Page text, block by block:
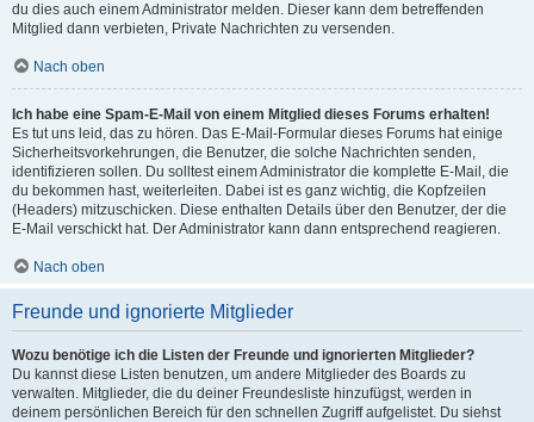
du dies auch einem Administrator melden. Dieser kann dem betreffenden
Mitglied dann verbieten, Private Nachrichten zu versenden.
Nach oben
Ich habe eine Spam-E-Mail von einem Mitglied dieses Forums erhalten!
Es tut uns leid, das zu hören. Das E-Mail-Formular dieses Forums hat einige
Sicherheitsvorkehrungen, die Benutzer, die solche Nachrichten senden,
identifizieren sollen. Du solltest einem Administrator die komplette E-Mail, die
du bekommen hast, weiterleiten. Dabei ist es ganz wichtig, die Kopfzeilen
(Headers) mitzuschicken. Diese enthalten Details über den Benutzer, der die
E-Mail verschickt hat. Der Administrator kann dann entsprechend reagieren.
Nach oben
Freunde und ignorierte Mitglieder
Wozu benötige ich die Listen der Freunde und ignorierten Mitglieder?
Du kannst diese Listen benutzen, um andere Mitglieder des Boards zu
verwalten. Mitglieder, die du deiner Freundesliste hinzufügst, werden in
deinem persönlichen Bereich für den schnellen Zugriff aufgelistet. Du siehst